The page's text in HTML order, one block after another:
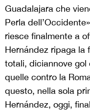
Guadalajara che
Perla
riesce finalmente a
Hernández ripaga la
totali, diciannove gol
quelle contro la
questo, nella sola
Hernández, oggi,